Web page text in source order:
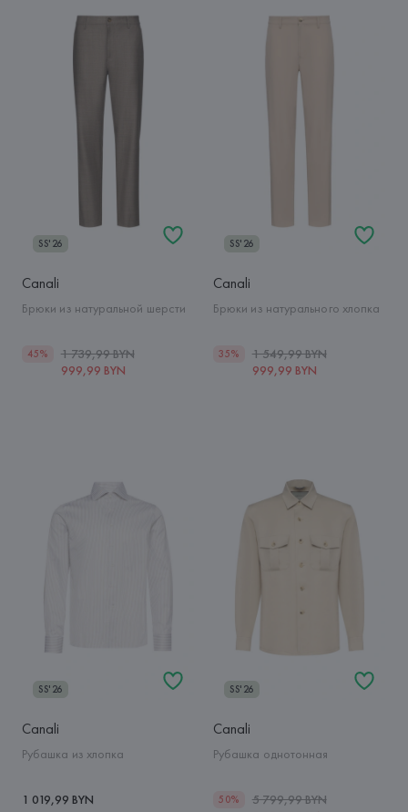
SS'26
Canali
Брюки из натуральной шерсти
45%
1 739,99 BYN
999,99 BYN
SS'26
Canali
Брюки из натурального хлопка
35%
1 549,99 BYN
999,99 BYN
SS'26
Canali
Рубашка из хлопка
1 019,99 BYN
SS'26
Canali
Рубашка однотонная
50%
5 799,99 BYN